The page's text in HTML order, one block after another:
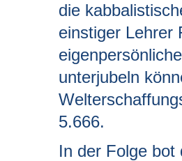
die
einstiger Lehrer
unterjubeln
5.666.
In der Folge bot